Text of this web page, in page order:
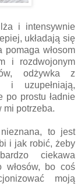
i intensywnie
układają się
pomaga włosom
i rozdwojonym
odżywka z
i uzupełniają,
po prostu ładnie
mi potrzeba.
to jest
i jak robić, żeby
ciekawa
włosów, bo coś
moją